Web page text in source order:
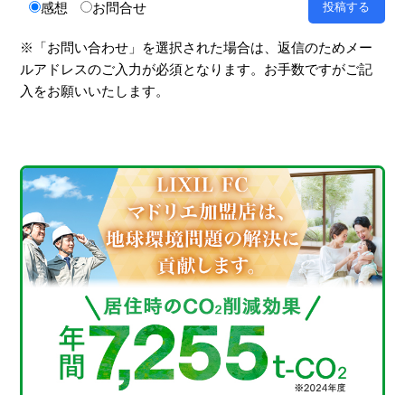
感想 お問合せ
※「お問い合わせ」を選択された場合は、返信のためメー
ルアドレスのご入力が必須となります。お手数ですがご記
入をお願いいたします。